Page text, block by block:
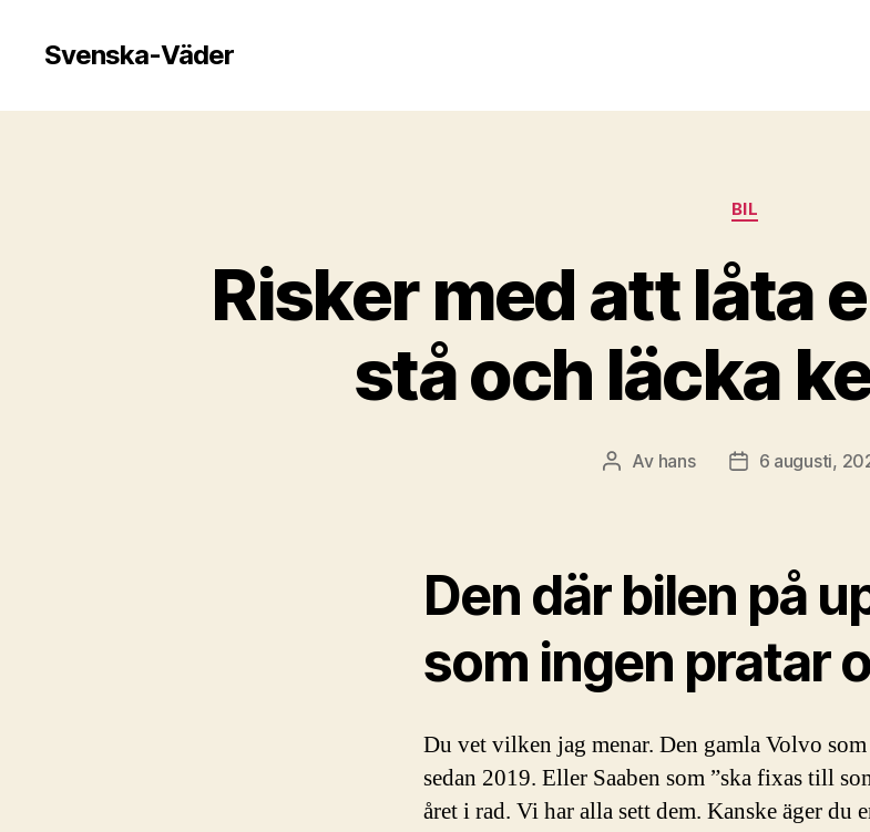
Svenska-Väder
Kategorier
BIL
Risker med att låta
stå och läcka
Inläggsförfattare
Av hans Inläggsdatum
6 augusti,
Den där bilen på
som ingen pratar
Du vet vilken jag menar. Den gamla Volvo
sedan 2019. Eller Saaben som ”ska fixas till
året i rad. Vi har alla sett dem. Kanske äger du